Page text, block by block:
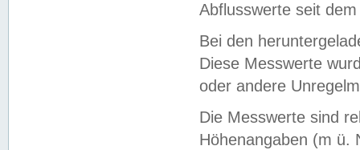
Abflusswerte seit
Bei den
Diese Messwerte
oder andere
Die Messwerte sind
Höhenangaben (m ü.